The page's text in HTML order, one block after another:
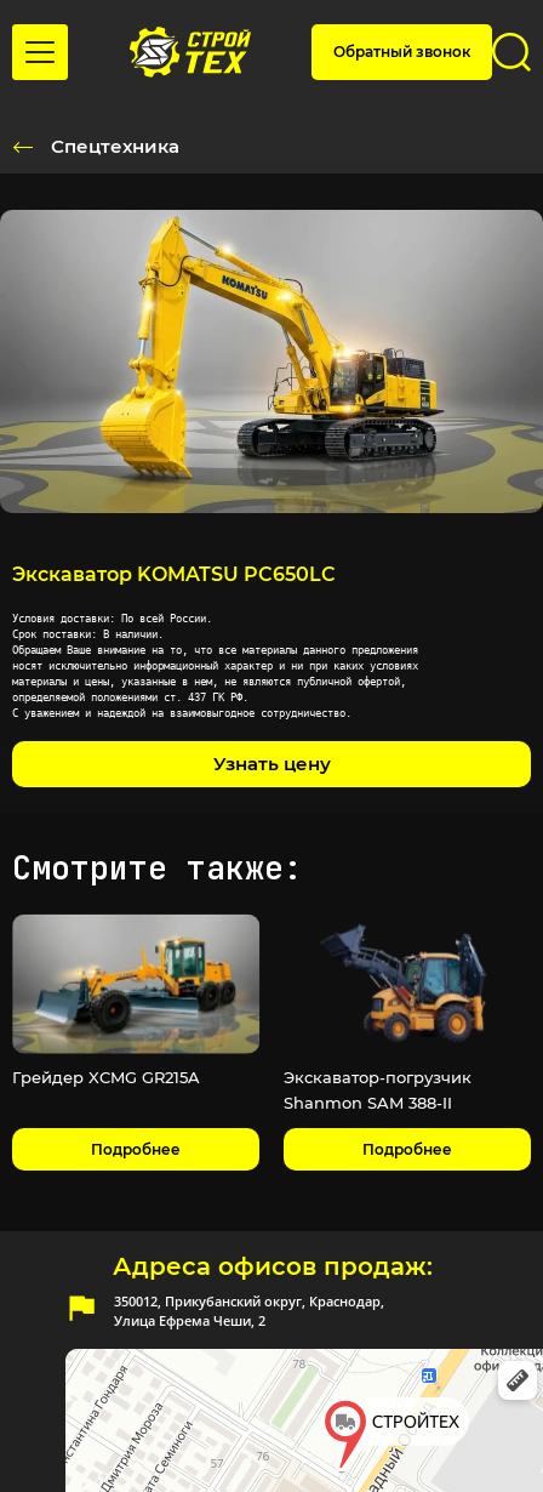
Обратный звонок
Спецтехника
Экскаватор KOMATSU PC650LC
Условия доставки: По всей России.
Срок поставки: В наличии.
Обращаем Ваше внимание на то, что все материалы данного предложения
носят исключительно информационный характер и ни при каких условиях
материалы и цены, указанные в нем, не являются публичной офертой,
определяемой положениями ст. 437 ГК РФ.
С уважением и надеждой на взаимовыгодное сотрудничество.
Узнать цену
Смотрите также:
Грейдер XCMG GR215A
Подробнее
Экскаватор-погрузчик
Shanmon SAM 388-II
Подробнее
350012, Прикубанский округ, Краснодар,
Улица Ефрема Чеши, 2
Адреса офисов продаж: